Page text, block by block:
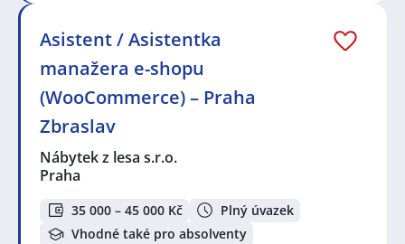
Asistent / Asistentka
manažera e-shopu
(WooCommerce) – Praha
Zbraslav
Nábytek z lesa s.r.o.
Praha
35 000 – 45 000 Kč
Plný úvazek
Vhodné také pro absolventy